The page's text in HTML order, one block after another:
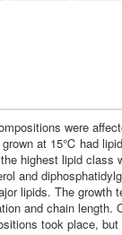
were
at 15℃ had
highest lipid class
and
lipids. The growth
and chain length.
took place,